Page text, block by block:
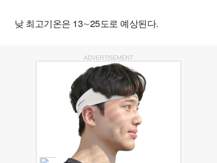
낮 최고기온은 13∼25도로 예상된다.
ADVERTISEMENT